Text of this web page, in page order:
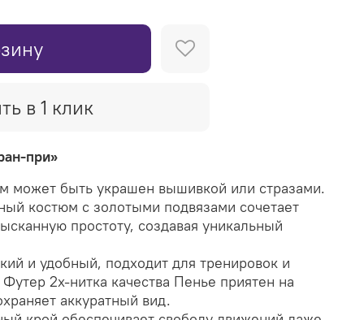
в 1 клик
при»
может быть украшен вышивкой или стразами.
костюм с золотыми подвязами сочетает
простоту, создавая уникальный
и удобный, подходит для тренировок и
2х-нитка качества Пенье приятен на
аккуратный вид.